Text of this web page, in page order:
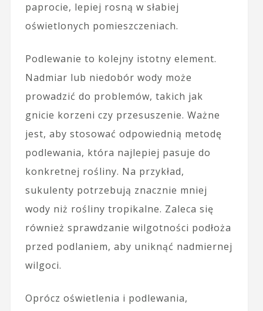
paprocie, lepiej rosną w słabiej
oświetlonych pomieszczeniach.
Podlewanie to kolejny istotny element.
Nadmiar lub niedobór wody może
prowadzić do problemów, takich jak
gnicie korzeni czy przesuszenie. Ważne
jest, aby stosować odpowiednią metodę
podlewania, która najlepiej pasuje do
konkretnej rośliny. Na przykład,
sukulenty potrzebują znacznie mniej
wody niż rośliny tropikalne. Zaleca się
również sprawdzanie wilgotności podłoża
przed podlaniem, aby uniknąć nadmiernej
wilgoci.
Oprócz oświetlenia i podlewania,